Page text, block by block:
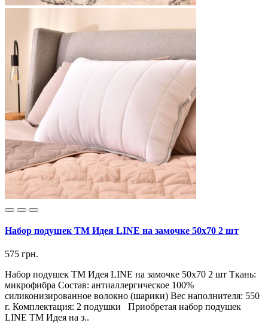
Набор подушек ТМ Идея LINE на замочке 50х70 2 шт
575 грн.
Набор подушек ТМ Идея LINE на замочке 50х70 2 шт Ткань:
микрофибра Состав: антиаллергическое 100%
силиконизированное волокно (шарики) Вес наполнителя: 550
г. Комплектация: 2 подушки Приобретая набор подушек
LINE ТМ Идея на з..